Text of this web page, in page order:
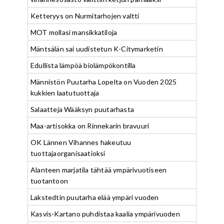
Ketteryys on Nurmitarhojen valtti
MOT mollasi mansikkatiloja
Mäntsälän sai uudistetun K-Citymarketin
Edullista lämpöä biolämpökontilla
Männistön Puutarha Lopelta on Vuoden 2025
kukkien laatutuottaja
Salaatteja Wääksyn puutarhasta
Maa-artisokka on Rinnekarin bravuuri
OK Lännen Vihannes hakeutuu
tuottajaorganisaatioksi
Alanteen marjatila tähtää ympärivuotiseen
tuotantoon
Lakstedtin puutarha elää ympäri vuoden
Kasvis-Kartano puhdistaa kaalia ympärivuoden